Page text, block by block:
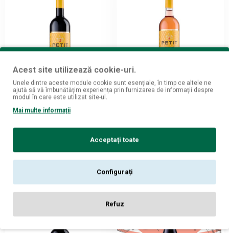
Chateau Cristi
Petit by Chateau Cristi Merlot
- Vin Rosu Sec - Republica
ADAUGĂ ÎN COŞ
Chateau Cristi
ADAUGĂ ÎN COŞ
Acest site utilizează cookie-uri.
Unele dintre aceste module cookie sunt esențiale, în timp ce altele ne
ajută să vă îmbunătățim experiența prin furnizarea de informații despre
modul în care este utilizat site-ul.
Mai multe informații
Acceptați toate
Configurați
Refuz